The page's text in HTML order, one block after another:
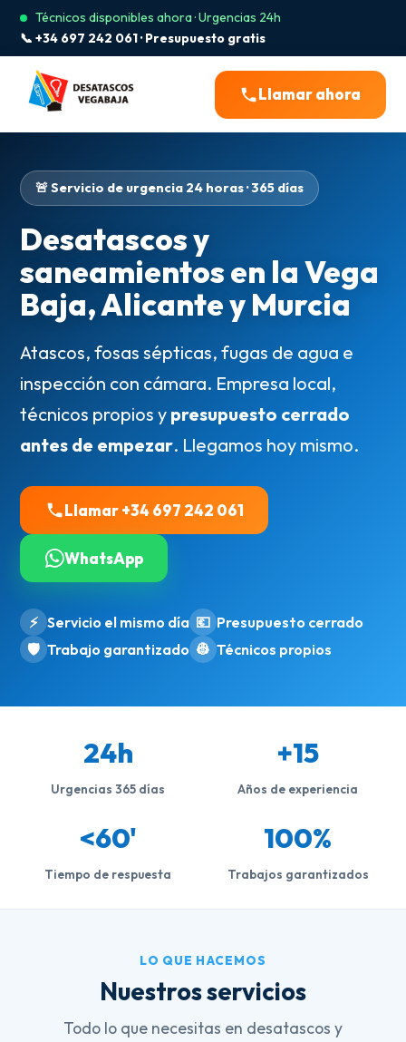
Técnicos disponibles ahora · Urgencias 24h
📞 +34 697 242 061 · Presupuesto gratis
Llamar ahora
🚨 Servicio de urgencia 24 horas · 365 días
Desatascos y
saneamientos en la Vega
Baja, Alicante y Murcia
Atascos, fosas sépticas, fugas de agua e
inspección con cámara. Empresa local,
técnicos propios y presupuesto cerrado
antes de empezar. Llegamos hoy mismo.
Llamar +34 697 242 061
WhatsApp
⚡ Servicio el mismo día 💶 Presupuesto cerrado
🛡️ Trabajo garantizado 👷 Técnicos propios
24h
Urgencias 365 días
+15
Años de experiencia
<60'
Tiempo de respuesta
100%
Trabajos garantizados
LO QUE HACEMOS
Nuestros servicios
Todo lo que necesitas en desatascos y